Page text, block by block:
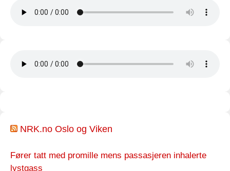
NRK.no Oslo og Viken
Fører tatt med promille mens passasjeren inhalerte
lystgass